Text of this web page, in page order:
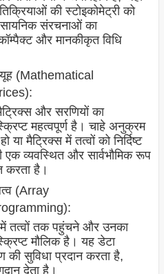
की स्टोइकोमेट्री को
संरचनाओं का
और मानकीकृत विधि
(Mathematical
और सरणियों का
महत्वपूर्ण है। चाहे अनुक्रम
मैट्रिक्स में तत्वों को निर्दिष्ट
व्यवस्थित और सार्वभौमिक रूप
करता है।
(Array
में तत्वों तक पहुंचने और उनका
मौलिक है। यह डेटा
सुविधा प्रदान करता है,
देता है।